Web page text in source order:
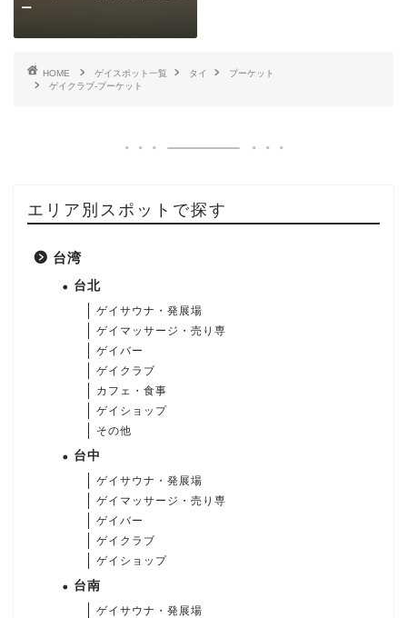
ー
HOME ゲイスポット一覧 タイ
プーケット
ゲイクラブ-プーケット
エリア別スポットで探す
台湾
台北
ゲイサウナ・発展場
ゲイマッサージ・売り専
ゲイバー
ゲイクラブ
カフェ・食事
ゲイショップ
その他
台中
ゲイサウナ・発展場
ゲイマッサージ・売り専
ゲイバー
ゲイクラブ
ゲイショップ
台南
ゲイサウナ・発展場